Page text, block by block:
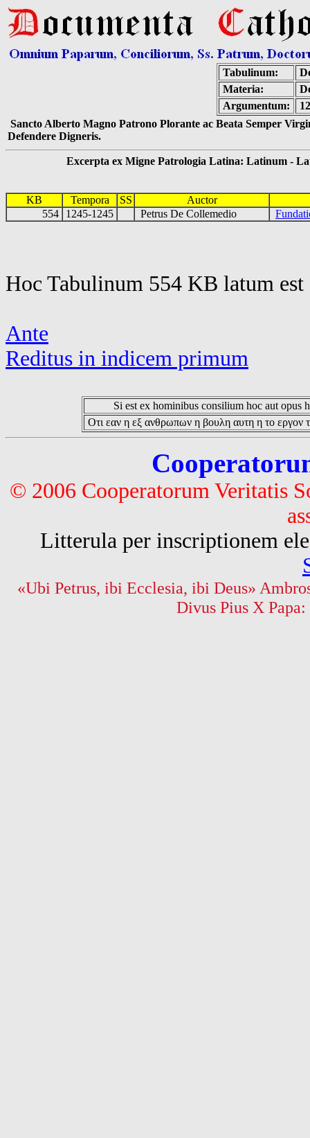
Tabulinum:
Materia:
Argumentum:
Sancto Alberto Magno Patrono Plorante ac Beata Semper
Defendere Digneris.
Excerpta ex Migne Patrologia Latina: Latinum -
KB Tempora SS
Auctor
554
1245-1245 Petrus De Collemedio
Hoc Tabulinum 554 KB latum
Ante
Reditus in indicem primum
Si est ex hominibus consilium hoc aut opus
Οτι εαν η εξ ανθρωπων η βουλη αυτη η το εργον
© 2006 Cooperatorum Veritatis
Litterula per inscriptionem
«Ubi Petrus, ibi Ecclesia, ibi Deus»
Divus Pius X Papa: